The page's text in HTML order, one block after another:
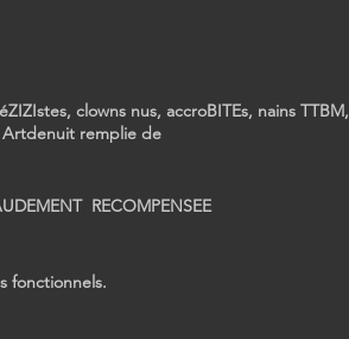
clowns nus, accroBITEs, nains TTBM,
Artdenuit remplie de
RECOMPENSEE
fonctionnels.